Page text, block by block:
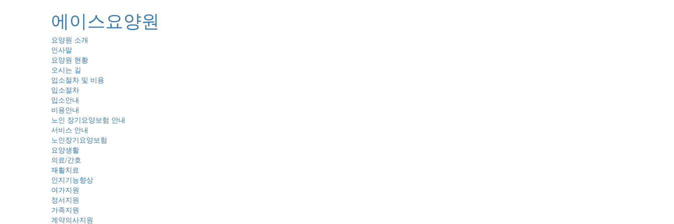
에이스요양원
요양원 소개
인사말
요양원 현황
오시는 길
입소절차 및 비용
입소절차
입소안내
비용안내
노인 장기요양보험 안내
서비스 안내
노인장기요양보험
요양생활
의료/간호
재활치료
인지기능향상
여가지원
정서지원
가족지원
계약의사지원